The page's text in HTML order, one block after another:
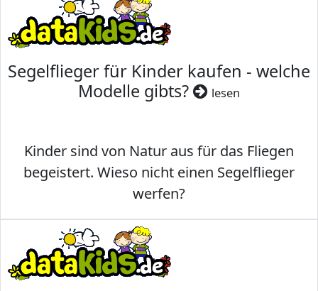
Segelflieger für Kinder kaufen - welche
Modelle gibts?
lesen
Kinder sind von Natur aus für das Fliegen
begeistert. Wieso nicht einen Segelflieger
werfen?